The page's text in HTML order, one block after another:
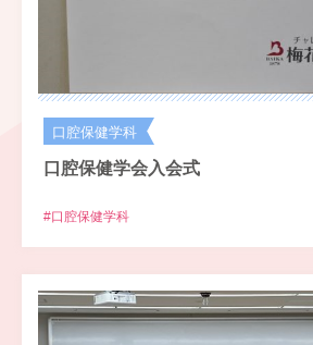
口腔保健学科
口腔保健学会入会式
#口腔保健学科